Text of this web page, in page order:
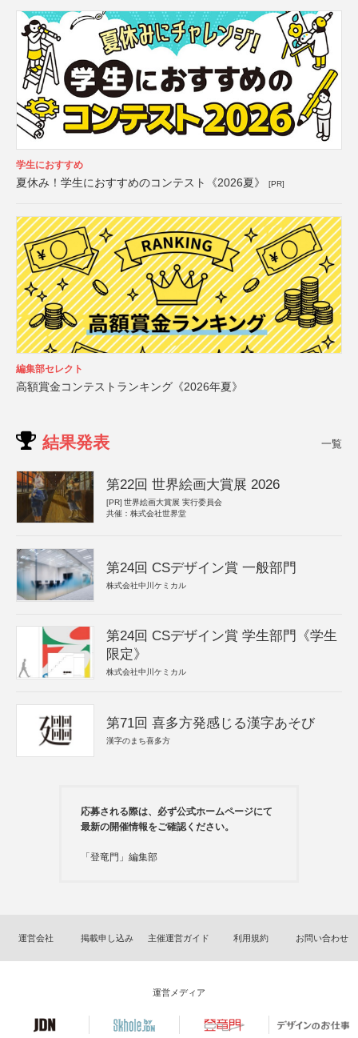
学生におすすめ
夏休み！学生におすすめのコンテスト《2026夏》 [PR]
編集部セレクト
高額賞金コンテストランキング《2026年夏》
結果発表 一覧
第22回 世界絵画大賞展 2026
[PR] 世界絵画大賞展 実行委員会
共催：株式会社世界堂
第24回 CSデザイン賞 一般部門
株式会社中川ケミカル
第24回 CSデザイン賞 学生部門《学生
限定》
株式会社中川ケミカル
第71回 喜多方発感じる漢字あそび
漢字のまち喜多方
応募される際は、必ず公式ホームページにて
最新の開催情報をご確認ください。
「登竜門」編集部
運営会社 掲載申し込み 主催運営ガイド 利用規約 お問い合わせ
運営メディア